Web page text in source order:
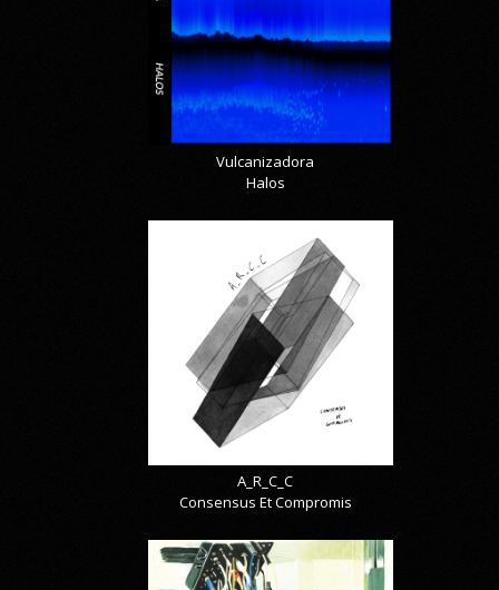
Vulcanizadora
Halos
A_R_C_C
Consensus Et Compromis